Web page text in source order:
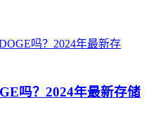
吗？2024年最新存储